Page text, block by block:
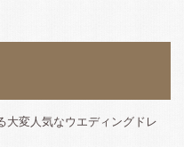
大変人気なウエディングドレ